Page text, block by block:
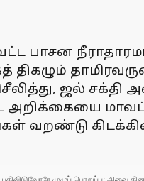
பாசன
திகழும்
ஜல் சக்தி
அறிக்கையை
வறண்டு